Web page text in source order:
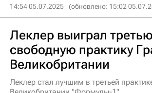
14:54 05.07.2025 (обновлено: 15:02
Леклер выиграл третью
свободную практику
Великобритании
Леклер стал лучшим в третьей